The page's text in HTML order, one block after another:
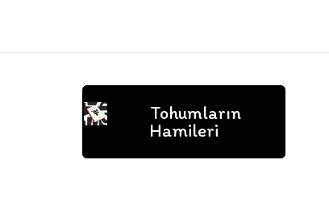
Tohumların
Hamileri